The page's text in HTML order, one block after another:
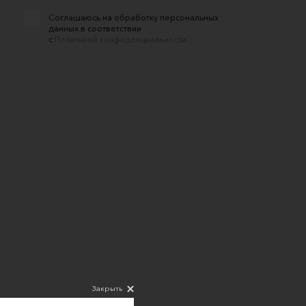
Соглашаюсь на обработку персональных
данных в соответствии
с
Закрыть